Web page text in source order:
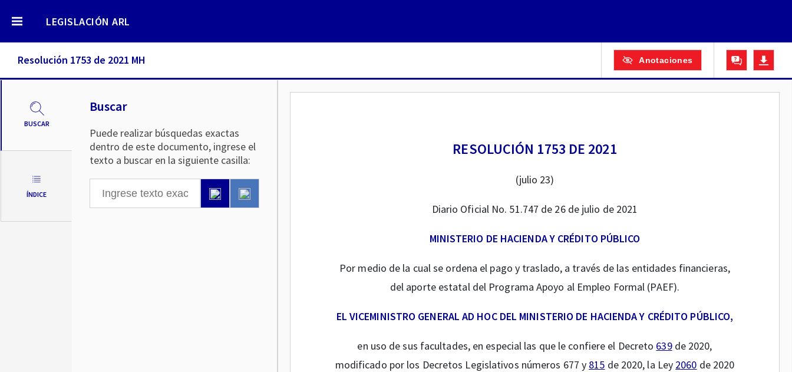
LEGISLACIÓN ARL
Resolución 1753 de 2021 MH Anotaciones
BUSCAR
ÍNDICE
Buscar
Puede realizar búsquedas exactas
dentro de este documento, ingrese el
texto a buscar en la siguiente casilla:
RESOLUCIÓN 1753 DE 2021
(julio 23)
Diario Oficial No. 51.747 de 26 de julio de 2021
MINISTERIO DE HACIENDA Y CRÉDITO PÚBLICO
Por medio de la cual se ordena el pago y traslado, a través de las entidades financieras,
del aporte estatal del Programa Apoyo al Empleo Formal (PAEF).
EL VICEMINISTRO GENERAL AD HOC DEL MINISTERIO DE HACIENDA Y CRÉDITO PÚBLICO,
en uso de sus facultades, en especial las que le confiere el Decreto 639de 2020,
modificado por los Decretos Legislativos números 677 y 815 de 2020, la Ley 2060 de 2020